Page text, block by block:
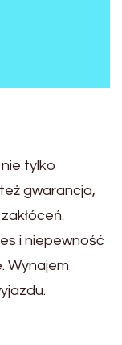
tylko
gwarancja,
i niepewność
Wynajem